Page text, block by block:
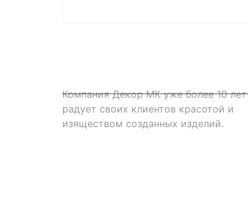
Компания Декор МК уже более 10 лет
радует своих клиентов красотой и
изяществом созданных изделий.